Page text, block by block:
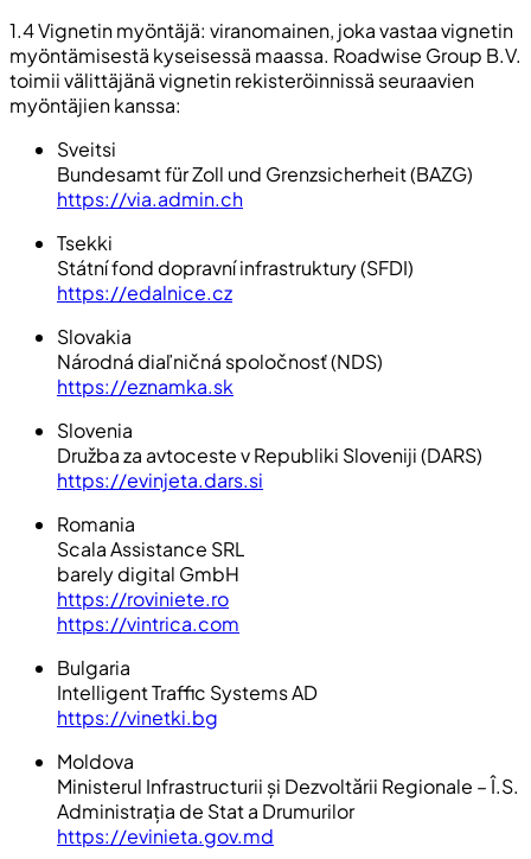
1.4 Vignetin myöntäjä: viranomainen, joka vastaa vignetin
myöntämisestä kyseisessä maassa. Roadwise Group B.V.
toimii välittäjänä vignetin rekisteröinnissä seuraavien
myöntäjien kanssa:
Sveitsi
Bundesamt für Zoll und Grenzsicherheit (BAZG)
https://via.admin.ch
Tsekki
Státní fond dopravní infrastruktury (SFDI)
https://edalnice.cz
Slovakia
Národná diaľničná spoločnosť (NDS)
https://eznamka.sk
Slovenia
Družba za avtoceste v Republiki Sloveniji (DARS)
https://evinjeta.dars.si
Romania
Scala Assistance SRL
barely digital GmbH
https://roviniete.ro
https://vintrica.com
Bulgaria
Intelligent Traffic Systems AD
https://vinetki.bg
Moldova
Ministerul Infrastructurii și Dezvoltării Regionale – Î.S.
Administrația de Stat a Drumurilor
https://evinieta.gov.md